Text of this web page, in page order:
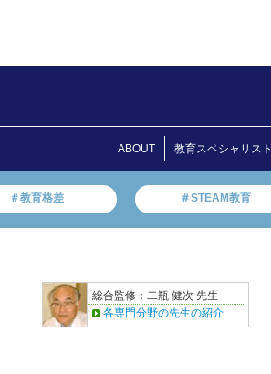
ABOUT 教育スペシャリスト
＃教育格差 ＃STEAM教育
総合監修：二瓶 健次 先生
各専門分野の先生の紹介